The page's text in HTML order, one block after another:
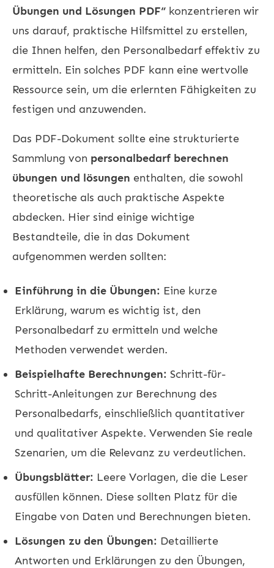
Übungen und Lösungen PDF“ konzentrieren wir
uns darauf, praktische Hilfsmittel zu erstellen,
die Ihnen helfen, den Personalbedarf effektiv zu
ermitteln. Ein solches PDF kann eine wertvolle
Ressource sein, um die erlernten Fähigkeiten zu
festigen und anzuwenden.
Das PDF-Dokument sollte eine strukturierte
Sammlung von personalbedarf berechnen
übungen und lösungen enthalten, die sowohl
theoretische als auch praktische Aspekte
abdecken. Hier sind einige wichtige
Bestandteile, die in das Dokument
aufgenommen werden sollten:
Einführung in die Übungen: Eine kurze
Erklärung, warum es wichtig ist, den
Personalbedarf zu ermitteln und welche
Methoden verwendet werden.
Beispielhafte Berechnungen: Schritt-für-
Schritt-Anleitungen zur Berechnung des
Personalbedarfs, einschließlich quantitativer
und qualitativer Aspekte. Verwenden Sie reale
Szenarien, um die Relevanz zu verdeutlichen.
Übungsblätter: Leere Vorlagen, die die Leser
ausfüllen können. Diese sollten Platz für die
Eingabe von Daten und Berechnungen bieten.
Lösungen zu den Übungen: Detaillierte
Antworten und Erklärungen zu den Übungen,